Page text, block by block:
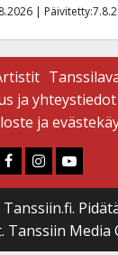
|
ja yhteystiedot
ja
Faceboook
Instagram
Youtube
Tanssiin Media